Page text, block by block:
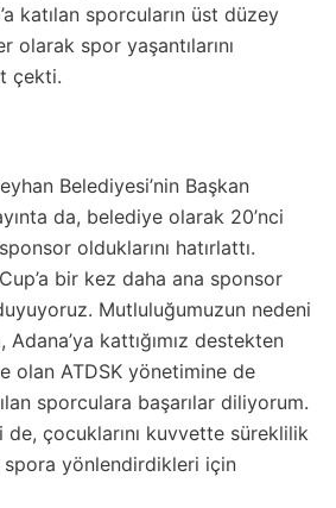
katılan sporcuların üst düzey
olarak spor yaşantılarını
çekti.
Belediyesi’nin Başkan
da, belediye olarak 20’nci
olduklarını hatırlattı.
bir kez daha ana sponsor
Mutluluğumuzun nedeni
kattığımız destekten
olan ATDSK yönetimine de
sporculara başarılar diliyorum.
de, çocuklarını kuvvette süreklilik
yönlendirdikleri için